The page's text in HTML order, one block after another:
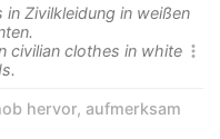
Zivilkleidung in weißen

civilian clothes in white
hervor, aufmerksam